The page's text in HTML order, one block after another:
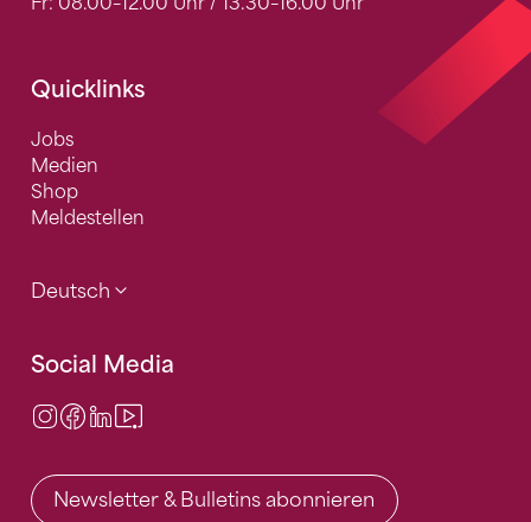
Quicklinks
Jobs
Medien
Shop
Meldestellen
Deutsch
Social Media
Instagram
Facebook
LinkedIn
Newsletter & Bulletins abonnieren